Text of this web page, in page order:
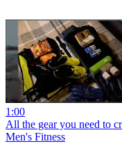
1:00
All the gear you need to
Men's Fitness